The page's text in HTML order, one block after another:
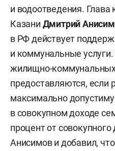
и водоотведения.
Казани Дмитрий
в РФ действует
и коммунальные
жилищно-коммунальных
предоставляются,
максимально
в совокупном доходе
процент от
Анисимов и добавил,